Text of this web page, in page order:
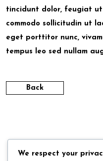
tincidunt dolor, feugiat ut
commodo sollicitudin ut
eget porttitor nunc,
tempus leo sed nullam
Back
We respect your